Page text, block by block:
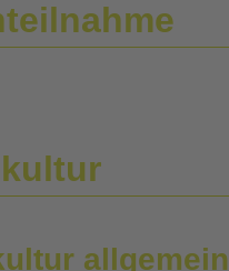
allgemein